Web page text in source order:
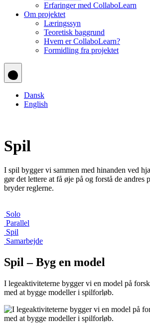
Erfaringer med CollaboLearn
Om projektet
Læringssyn
Teoretisk baggrund
Hvem er CollaboLearn?
Formidling fra projektet
Dansk
English
Spil
I spil bygger vi sammen med hinanden ved
gør det lettere at få øje på og forstå de
bryder reglerne.
Solo
Parallel
Spil
Samarbejde
Spil – Byg en model
I legeaktiviteterne bygger vi en model på
med at bygge modeller i spilforløb.